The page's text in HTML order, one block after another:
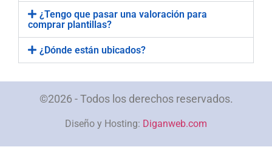
¿Tengo que pasar una valoración para
comprar plantillas?
¿Dónde están ubicados?
©2026 - Todos los derechos reservados.
Diseño y Hosting: Diganweb.com